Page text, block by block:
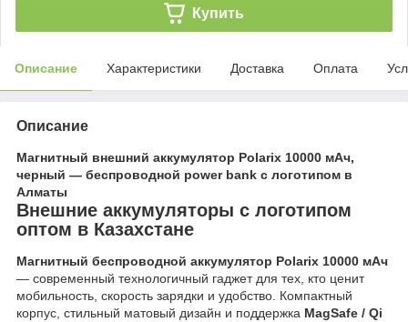
Купить
Описание Характеристики Доставка Оплата
Описание
Магнитный внешний аккумулятор Polarix 10000 мАч,
черный — беспроводной power bank с логотипом в
Алматы
Внешние аккумуляторы с логотипом
оптом в Казахстане
Магнитный беспроводной аккумулятор Polarix 10000 мАч
— современный технологичный гаджет для тех, кто ценит
мобильность, скорость зарядки и удобство. Компактный
корпус, стильный матовый дизайн и поддержка MagSafe / Qi